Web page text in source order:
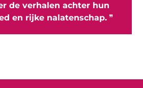
de verhalen achter hun
en rijke nalatenschap. ❞